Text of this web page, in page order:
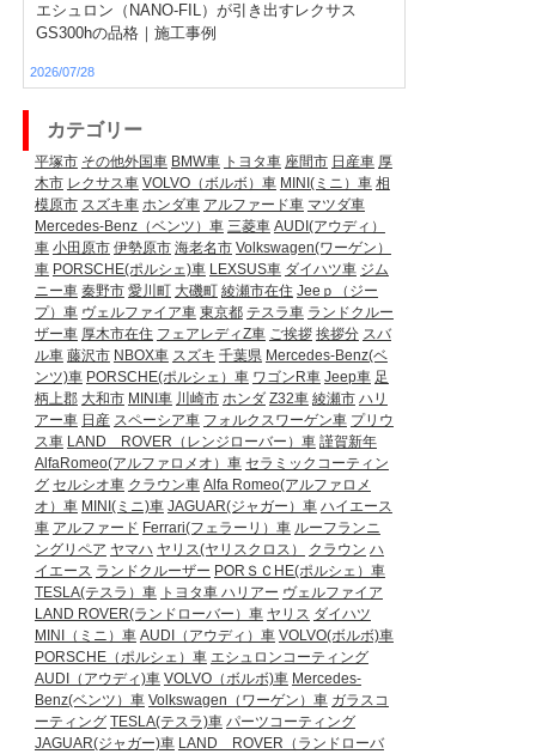
エシュロン（NANO-FIL）が引き出すレクサス
GS300hの品格｜施工事例
2026/07/28
カテゴリー
平塚市 その他外国車 BMW車 トヨタ車 座間市 日産車 厚
木市 レクサス車 VOLVO（ボルボ）車 MINI(ミニ）車 相
模原市 スズキ車 ホンダ車 アルファード車 マツダ車
Mercedes-Benz（ベンツ）車 三菱車 AUDI(アウディ）
車 小田原市 伊勢原市 海老名市 Volkswagen(ワーゲン）
車 PORSCHE(ポルシェ)車 LEXSUS車 ダイハツ車 ジム
ニー車 秦野市 愛川町 大磯町 綾瀬市在住 Jeeｐ（ジー
プ）車 ヴェルファイア車 東京都 テスラ車 ランドクルー
ザー車 厚木市在住 フェアレディZ車 ご挨拶 挨拶分 スバ
ル車 藤沢市 NBOX車 スズキ 千葉県 Mercedes-Benz(ベ
ンツ)車 PORSCHE(ポルシェ）車 ワゴンR車 Jeep車 足
柄上郡 大和市 MINI車 川崎市 ホンダ Z32車 綾瀬市 ハリ
アー車 日産 スペーシア車 フォルクスワーゲン車 プリウ
ス車 LAND ROVER（レンジローバー）車 謹賀新年
AlfaRomeo(アルファロメオ）車 セラミックコーティン
グ セルシオ車 クラウン車 Alfa Romeo(アルファロメ
オ）車 MINI(ミニ)車 JAGUAR(ジャガー）車 ハイエース
車 アルファード Ferrari(フェラーリ）車 ルーフランニ
ングリペア ヤマハ ヤリス(ヤリスクロス） クラウン ハ
イエース ランドクルーザー PORＳＣHE(ポルシェ）車
TESLA(テスラ）車 トヨタ車 ハリアー ヴェルファイア
LAND ROVER(ランドローバー）車 ヤリス ダイハツ
MINI（ミニ）車 AUDI（アウディ）車 VOLVO(ボルボ)車
PORSCHE（ポルシェ）車 エシュロンコーティング
AUDI（アウディ)車 VOLVO（ボルボ)車 Mercedes-
Benz(ベンツ）車 Volkswagen（ワーゲン）車 ガラスコ
ーティング TESLA(テスラ)車 パーツコーティング
JAGUAR(ジャガー)車 LAND ROVER（ランドローバ